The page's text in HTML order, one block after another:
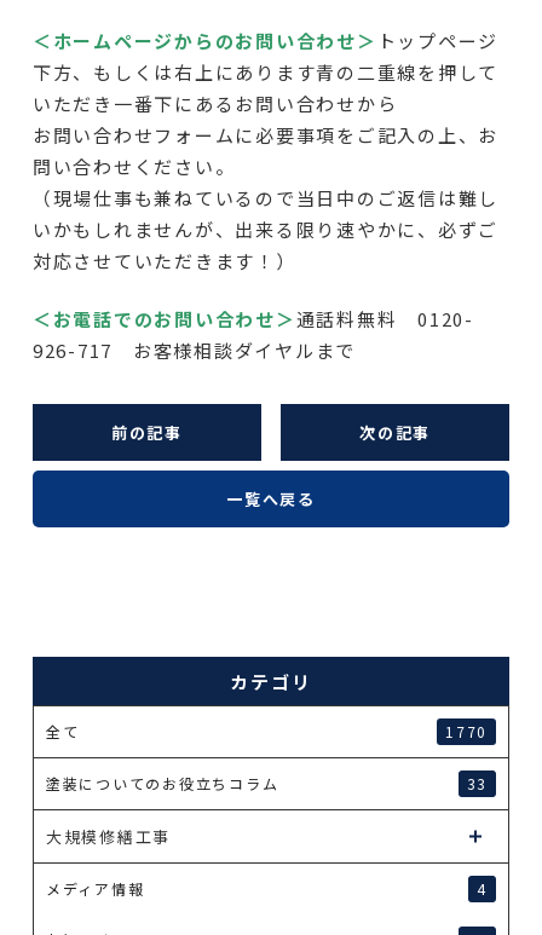
＜ホームページからのお問い合わせ＞ トップページ
下方、もしくは右上にあります青の二重線を押して
いただき一番下にあるお問い合わせから
お問い合わせフォームに必要事項をご記入の上、お
問い合わせください。
（現場仕事も兼ねているので当日中のご返信は難し
いかもしれませんが、出来る限り速やかに、必ずご
対応させていただきます！）
＜お電話でのお問い合わせ＞通話料無料 0120-
926-717 お客様相談ダイヤルまで
前の記事 次の記事
一覧へ戻る
カテゴリ
全て 1770
塗装についてのお役立ちコラム 33
大規模修繕工事
メディア情報 4